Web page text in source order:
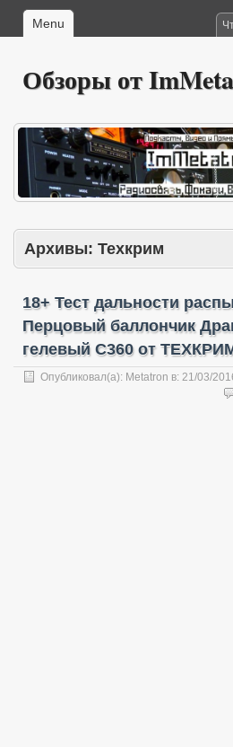
Menu
Обзоры от
Архивы: Техкрим
18+ Тест дальности
Перцовый баллончик
гелевый C360 от
Опубликовал(а): Metatron в: 21/03/